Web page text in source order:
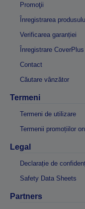
Promoţii
Înregistrarea
Verificarea garanției
Înregistrare CoverPlus
Contact
Căutare vânzător
Termeni
Termeni de utilizare
Termenii promoțiilor
Legal
Declarație de
Safety Data Sheets
Partners